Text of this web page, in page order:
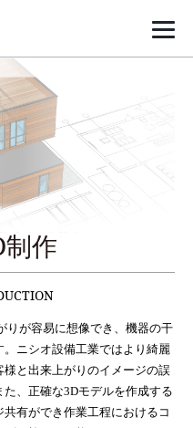
作
りが容易に想像でき、機器の干
ニシオ設備工業ではより綺麗
と出来上がりのイメージの誤
、正確な3Dモデルを作成する
有ができ作業工程におけるコ